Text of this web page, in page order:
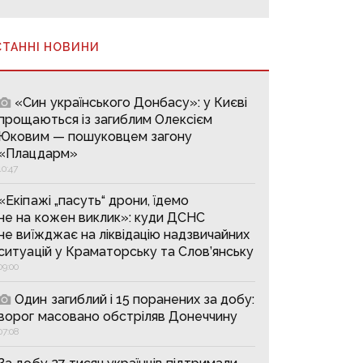
НОВИНИ
«Син українського Донбасу»: у Києві
із загиблим Олексієм
— пошуковцем загону
„пасуть“ дрони, їдемо
на кожен виклик»: куди ДСНС
виїжджає на ліквідацію надзвичайних
у Краматорську та Слов’янську
Один загиблий і 15 поранених за добу:
масовано обстріляв Донеччину